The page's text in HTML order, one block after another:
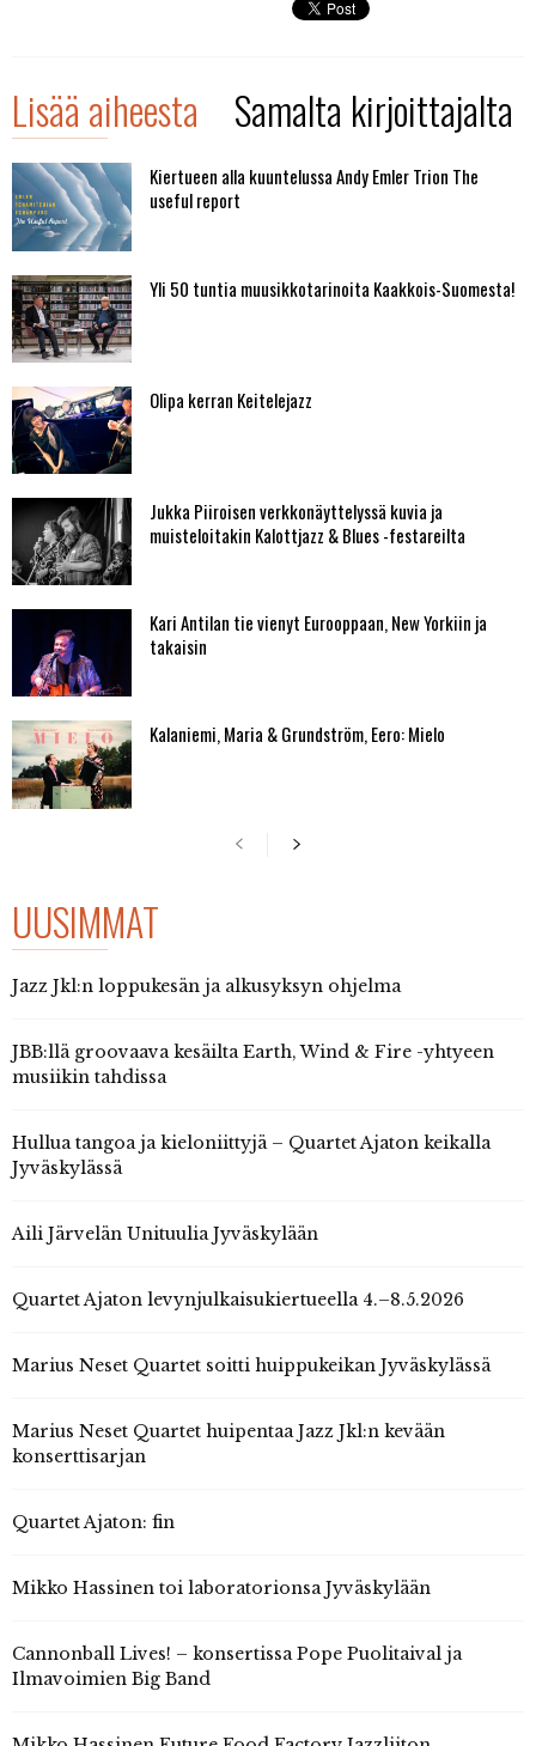
Lisää aiheesta Samalta kirjoittajalta
Kiertueen alla kuuntelussa Andy Emler Trion The
useful report
Yli 50 tuntia muusikkotarinoita Kaakkois-Suomesta!
Olipa kerran Keitelejazz
Jukka Piiroisen verkkonäyttelyssä kuvia ja
muisteloitakin Kalottjazz & Blues -festareilta
Kari Antilan tie vienyt Eurooppaan, New Yorkiin ja
takaisin
Kalaniemi, Maria & Grundström, Eero: Mielo
UUSIMMAT
Jazz Jkl:n loppukesän ja alkusyksyn ohjelma
JBB:llä groovaava kesäilta Earth, Wind & Fire -yhtyeen
musiikin tahdissa
Hullua tangoa ja kieloniittyjä – Quartet Ajaton keikalla
Jyväskylässä
Aili Järvelän Unituulia Jyväskylään
Quartet Ajaton levynjulkaisukiertueella 4.–8.5.2026
Marius Neset Quartet soitti huippukeikan Jyväskylässä
Marius Neset Quartet huipentaa Jazz Jkl:n kevään
konserttisarjan
Quartet Ajaton: fin
Mikko Hassinen toi laboratorionsa Jyväskylään
Cannonball Lives! – konsertissa Pope Puolitaival ja
Ilmavoimien Big Band